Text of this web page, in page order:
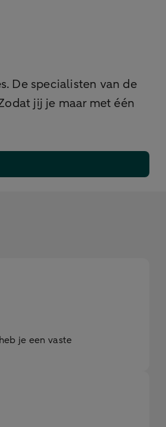
De specialisten van de
jij je maar met één
je een vaste